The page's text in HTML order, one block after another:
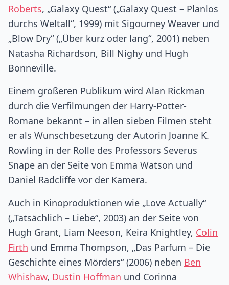
Roberts, „Galaxy Quest“ („Galaxy Quest – Planlos
durchs Weltall“, 1999) mit Sigourney Weaver und
„Blow Dry“ („Über kurz oder lang“, 2001) neben
Natasha Richardson, Bill Nighy und Hugh
Bonneville.
Einem größeren Publikum wird Alan Rickman
durch die Verfilmungen der Harry-Potter-
Romane bekannt – in allen sieben Filmen steht
er als Wunschbesetzung der Autorin Joanne K.
Rowling in der Rolle des Professors Severus
Snape an der Seite von Emma Watson und
Daniel Radcliffe vor der Kamera.
Auch in Kinoproduktionen wie „Love Actually“
(„Tatsächlich – Liebe“, 2003) an der Seite von
Hugh Grant, Liam Neeson, Keira Knightley, Colin
Firth und Emma Thompson, „Das Parfum – Die
Geschichte eines Mörders“ (2006) neben Ben
Whishaw, Dustin Hoffman und Corinna